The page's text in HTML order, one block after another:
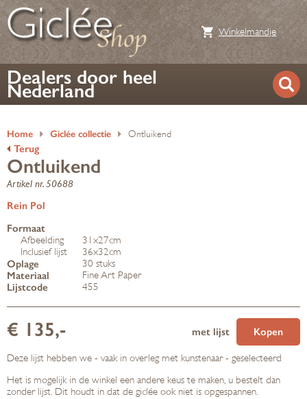
Winkelmandje
Dealers door heel
Nederland
Home Giclée collectie Ontluikend
Terug
Ontluikend
Artikel nr. 50688
Rein Pol
Formaat
Afbeelding
31x27cm
Inclusief lijst
36x32cm
Oplage 30 stuks
Materiaal Fine Art Paper
Lijstcode 455
€ 135,- Kopen
met lijst
Deze lijst hebben we - vaak in overleg met kunstenaar - geselecteerd
Het is mogelijk in de winkel een andere keus te maken, u bestelt dan
zonder lijst. Dit houdt in dat de giclée ook niet is opgespannen.